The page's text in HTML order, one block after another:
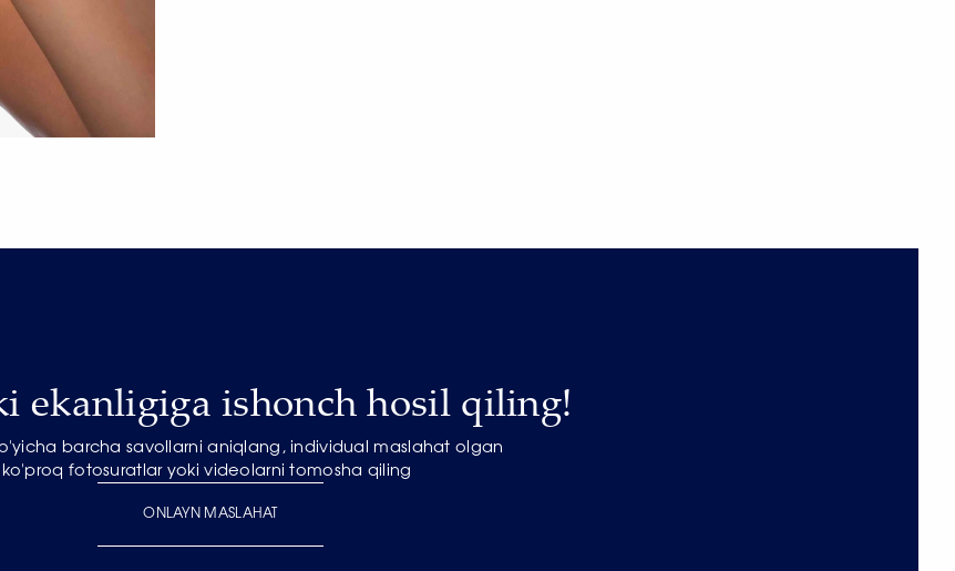
ekanligiga ishonch hosil qiling!
barcha savollarni aniqlang, individual maslahat olgan
fotosuratlar yoki videolarni tomosha qiling
ONLAYN MASLAHAT